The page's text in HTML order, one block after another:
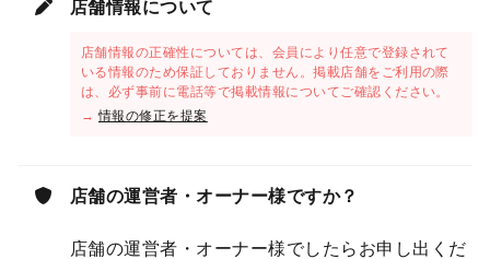
店舗情報について
店舗情報の正確性については、会員により任意で登録されて
いる情報のため保証しておりません。掲載店舗をご利用の際
は、必ず事前に電話等で掲載情報についてご確認ください。
→情報の修正を提案
店舗の運営者・オーナー様ですか？
店舗の運営者・オーナー様でしたらお申し出くだ